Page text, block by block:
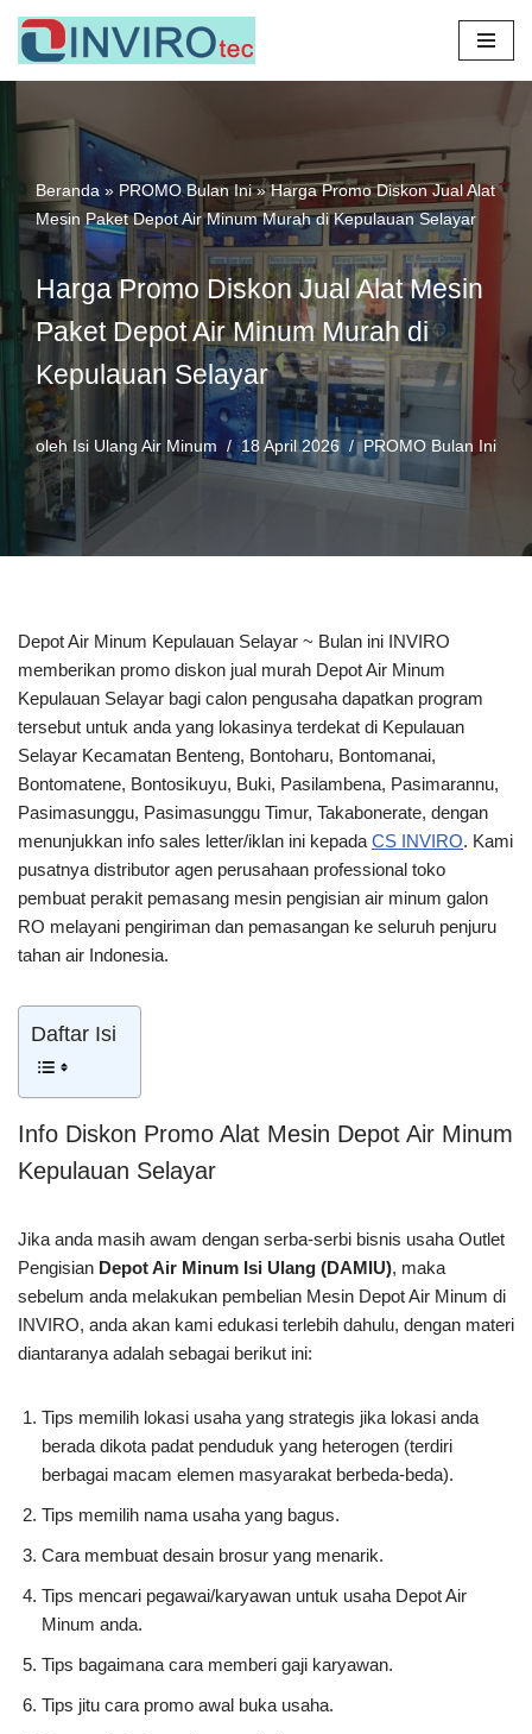
Lompat
konten
Beranda » PROMO Bulan Ini»Harga Promo Diskon Jual Alat
Mesin Paket Depot Air Minum Murah di Kepulauan Selayar
Harga Promo Diskon Jual Alat Mesin
Paket Depot Air Minum Murah di
Kepulauan Selayar
oleh Isi Ulang Air Minum 18 April 2026 PROMO Bulan Ini
Depot Air Minum Kepulauan Selayar ~ Bulan ini INVIRO
memberikan promo diskon jual murah Depot Air Minum
Kepulauan Selayar bagi calon pengusaha dapatkan program
tersebut untuk anda yang lokasinya terdekat di Kepulauan
Selayar Kecamatan Benteng, Bontoharu, Bontomanai,
Bontomatene, Bontosikuyu, Buki, Pasilambena, Pasimarannu,
Pasimasunggu, Pasimasunggu Timur, Takabonerate, dengan
menunjukkan info sales letter/iklan ini kepada CS INVIRO. Kami
pusatnya distributor agen perusahaan professional toko
pembuat perakit pemasang mesin pengisian air minum galon
RO melayani pengiriman dan pemasangan ke seluruh penjuru
tahan air Indonesia.
Daftar Isi
Info Diskon Promo Alat Mesin Depot Air Minum
Kepulauan Selayar
Jika anda masih awam dengan serba-serbi bisnis usaha Outlet
Pengisian Depot Air Minum Isi Ulang (DAMIU), maka
sebelum anda melakukan pembelian Mesin Depot Air Minum di
INVIRO, anda akan kami edukasi terlebih dahulu, dengan materi
diantaranya adalah sebagai berikut ini:
Tips memilih lokasi usaha yang strategis jika lokasi anda
berada dikota padat penduduk yang heterogen (terdiri
berbagai macam elemen masyarakat berbeda-beda).
Tips memilih nama usaha yang bagus.
Cara membuat desain brosur yang menarik.
Tips mencari pegawai/karyawan untuk usaha Depot Air
Minum anda.
Tips bagaimana cara memberi gaji karyawan.
Tips jitu cara promo awal buka usaha.